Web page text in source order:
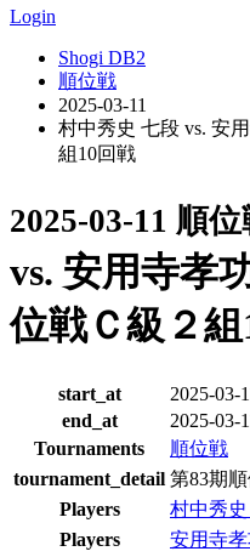
Login
Shogi DB2
順位戦
2025-03-11
村中秀史 七段 vs. 安
組10回戦
2025-03-11 順
vs. 安用寺孝
位戦Ｃ級２
start_at
2025-03-
end_at
2025-03-
Tournaments
順位戦
tournament_detail 第83期
Players
村中秀
Players
安用寺